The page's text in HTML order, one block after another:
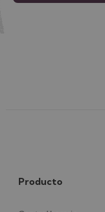
Producto